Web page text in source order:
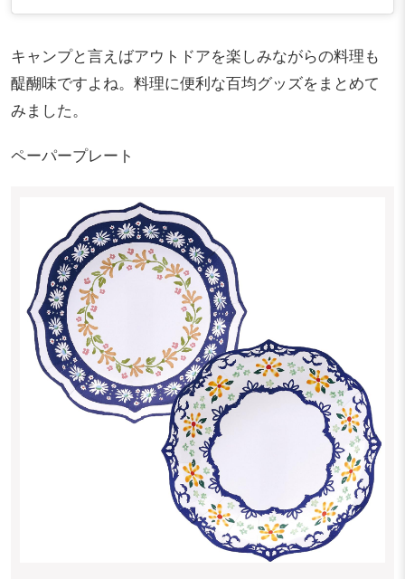
キャンプと言えばアウトドアを楽しみながらの料理も
醍醐味ですよね。料理に便利な百均グッズをまとめて
みました。
ペーパープレート